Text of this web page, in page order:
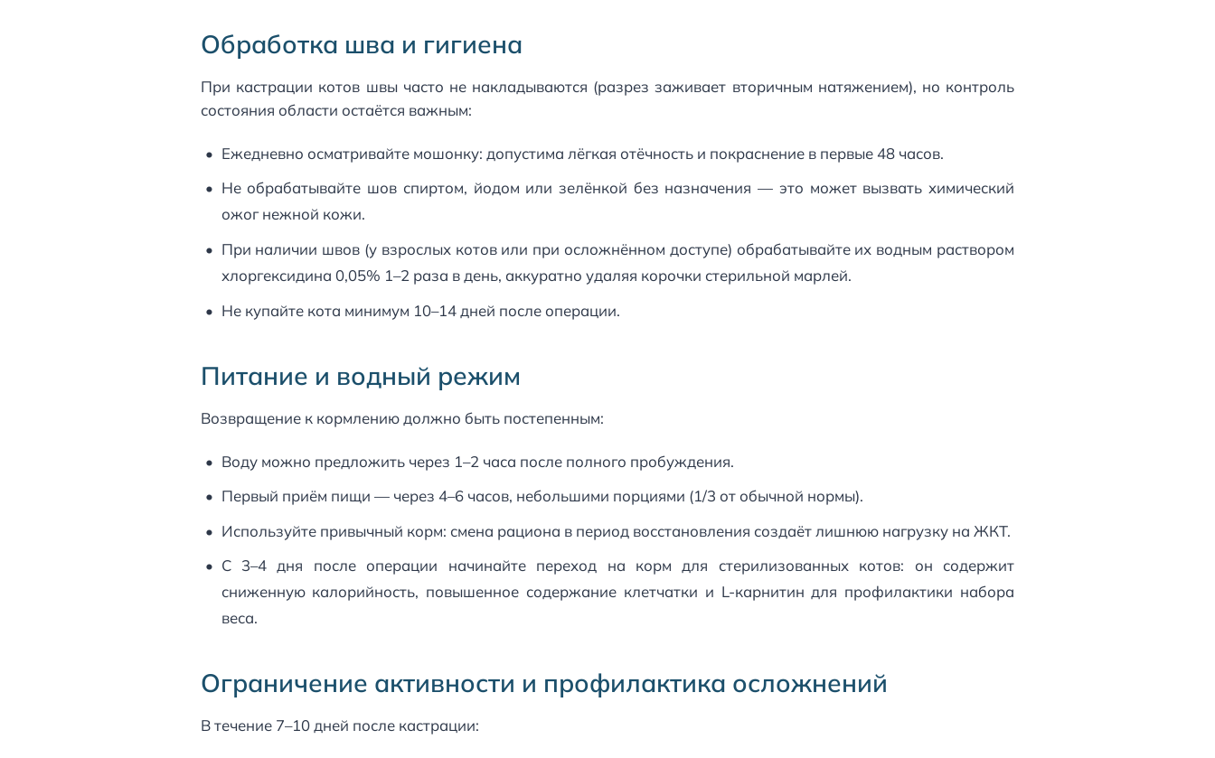
Обработка шва и гигиена
При кастрации котов швы часто не накладываются (разрез заживает вторичным натяжением), но контроль
состояния области остаётся важным:
Ежедневно осматривайте мошонку: допустима лёгкая отёчность и покраснение в первые 48 часов.
Не обрабатывайте шов спиртом, йодом или зелёнкой без назначения — это может вызвать химический
ожог нежной кожи.
При наличии швов (у взрослых котов или при осложнённом доступе) обрабатывайте их водным раствором
хлоргексидина 0,05% 1–2 раза в день, аккуратно удаляя корочки стерильной марлей.
Не купайте кота минимум 10–14 дней после операции.
Питание и водный режим
Возвращение к кормлению должно быть постепенным:
Воду можно предложить через 1–2 часа после полного пробуждения.
Первый приём пищи — через 4–6 часов, небольшими порциями (1/3 от обычной нормы).
Используйте привычный корм: смена рациона в период восстановления создаёт лишнюю нагрузку на ЖКТ.
С 3–4 дня после операции начинайте переход на корм для стерилизованных котов: он содержит
сниженную калорийность, повышенное содержание клетчатки и L-карнитин для профилактики набора
веса.
Ограничение активности и профилактика осложнений
В течение 7–10 дней после кастрации: